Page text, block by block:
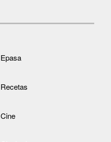
Epasa
Recetas
Cine